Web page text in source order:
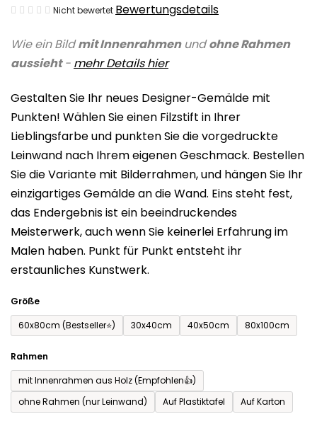
Wie ein Bildmit Innenrahmenundohne Rahmen
aussieht- mehr Detailshier
Gestalten Sie Ihr neues Designer-Gemälde mit
Punkten! Wählen Sie einen Filzstift in Ihrer
Lieblingsfarbe und punkten Sie die vorgedruckte
Leinwand nach Ihrem eigenen Geschmack. Bestellen
Sie die Variante mit Bilderrahmen, und hängen Sie Ihr
einzigartiges Gemälde an die Wand. Eins steht fest,
das Endergebnis ist ein beeindruckendes
Meisterwerk, auch wenn Sie keinerlei Erfahrung im
Malen haben. Punkt für Punkt entsteht ihr
erstaunliches Kunstwerk.
Größe
60x80cm (Bestseller⭐)
30x40cm 40x50cm 80x100cm
Rahmen
mit Innenrahmen aus Holz (Empfohlen👍)
ohne Rahmen (nur Leinwand)
Auf Plastiktafel Auf Karton
Die
Produktbewertung
ist
von
5
Sternen.
Nicht bewertet Bewertungsdetails